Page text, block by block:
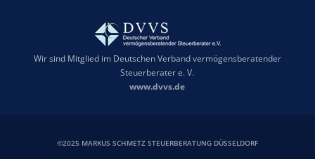
Wir sind Mitglied im Deutschen Verband vermögensberatender
Steuerberater e. V.
www.dvvs.de
©2025 MARKUS SCHMETZ STEUERBERATUNG DÜSSELDORF